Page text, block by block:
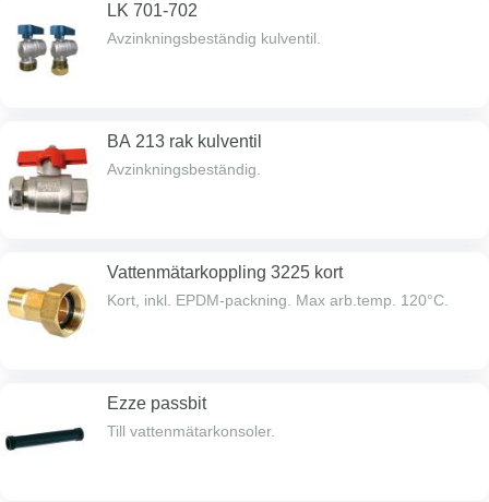
LK 701-702
Avzinkningsbeständig kulventil.
BA 213 rak kulventil
Avzinkningsbeständig.
Vattenmätarkoppling 3225 kort
Kort, inkl. EPDM-packning. Max arb.temp. 120°C.
Ezze passbit
Till vattenmätarkonsoler.